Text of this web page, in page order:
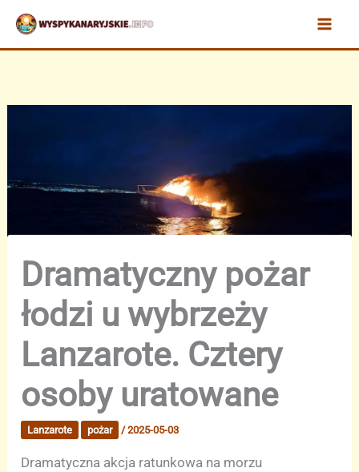
Przejdź
treści
Dramatyczny pożar
łodzi u wybrzeży
Lanzarote. Cztery
osoby uratowane
Lanzarote pożar /2025-05-03
Dramatyczna akcja ratunkowa na morzu